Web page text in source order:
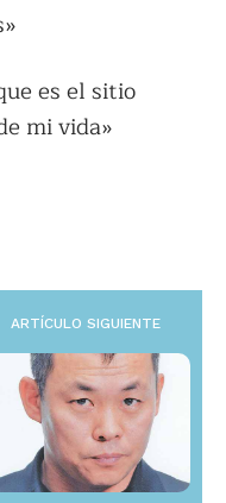
es el sitio
mi vida»
ARTÍCULO SIGUIENTE